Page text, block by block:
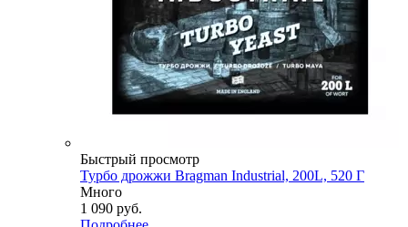
Быстрый просмотр
Турбо дрожжи Bragman Industrial, 200L, 520 Г
Много
1 090 руб.